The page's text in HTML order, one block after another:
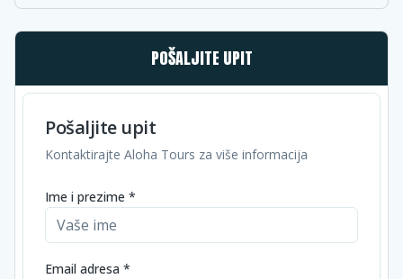
POŠALJITE UPIT
Pošaljite upit
Kontaktirajte Aloha Tours za više informacija
Ime i prezime *
Email adresa *